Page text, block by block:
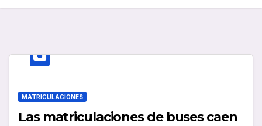
MATRICULACIONES
Las matriculaciones de buses caen